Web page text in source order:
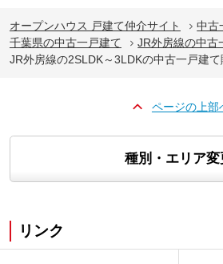
オープンハウス 戸建て仲介サイト
中古
千葉県の中古一戸建て
JR外房線の中古
JR外房線の2SLDK～3LDKの中古一戸建て
ページの上部
種別・エリア変
リンク